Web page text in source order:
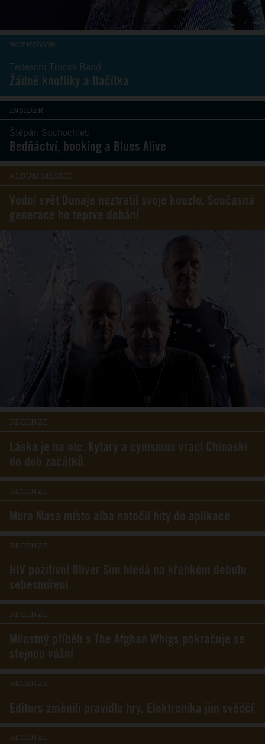
ROZHOVOR
Tedeschi Trucks Band
Žádné knoflíky a tlačítka
INSIDER
Štěpán Suchochleb
Bedňáctví, booking a Blues Alive
ALBUM MĚSÍCE
Vodní svět Dunaje neztratil svoje kouzlo. Současná
generace ho teprve dohání
RECENZE
Láska je na nic. Kytary a cynismus vrací Chinaski
do dob začátků.
RECENZE
Mura Masa místo alba natočil hity do aplikace
RECENZE
HIV pozitivní Oliver Sim hledá na křehkém debutu
sebesmíření
RECENZE
Milostný příběh s The Afghan Whigs pokračuje se
stejnou vášní
RECENZE
Editors změnili pravidla hry. Elektronika jim svědčí
RECENZE